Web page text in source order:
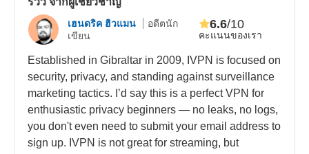
เฮนดริค ฮิวแมน
อดีตนัก
เขียน
คะแนนของเรา
6.6/10
Established in Gibraltar in 2009, IVPN is focused on
security, privacy, and standing against surveillance
marketing tactics. I’d say this is a perfect VPN for
enthusiastic privacy beginners — no leaks, no logs,
you don't even need to submit your email address to
sign up. IVPN is not great for streaming, but